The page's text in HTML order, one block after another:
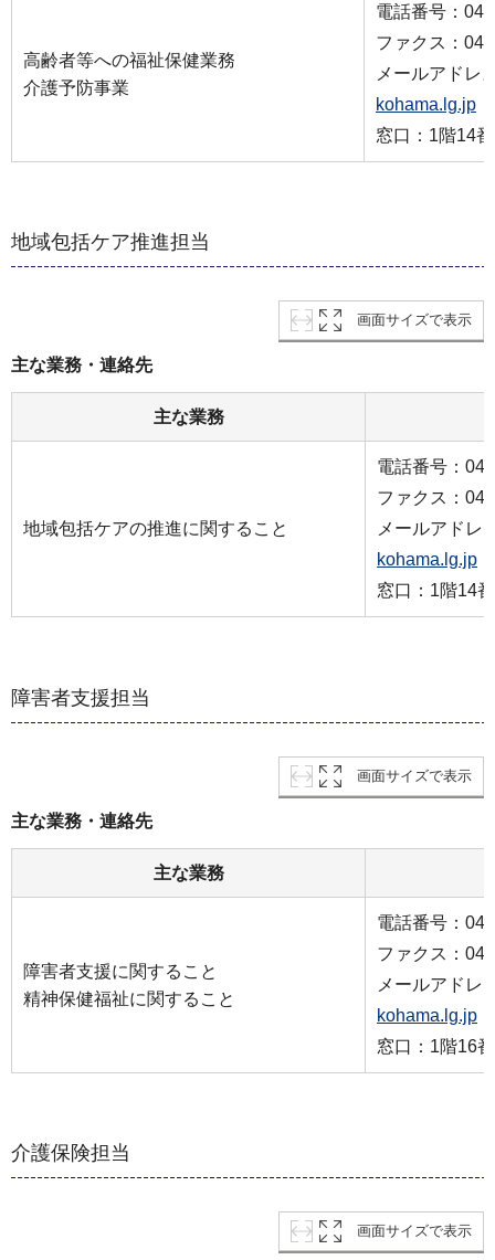
高齢者等への福祉保健業務
介護予防事業
電話番号：
ファクス：
メールアドレ
kohama.lg.jp
窓口：1階14
地域包括ケア推進担当
画面サイズで表示
主な業務・連絡先
主な業務
地域包括ケアの推進に関すること
電話番号：
ファクス：
メールアドレ
kohama.lg.jp
窓口：1階14
障害者支援担当
画面サイズで表示
主な業務・連絡先
主な業務
障害者支援に関すること
精神保健福祉に関すること
電話番号：
ファクス：
メールアドレ
kohama.lg.jp
窓口：1階16
介護保険担当
画面サイズで表示